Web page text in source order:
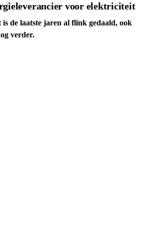
voor elektriciteit
de laatste jaren al flink gedaald, ook
verder.